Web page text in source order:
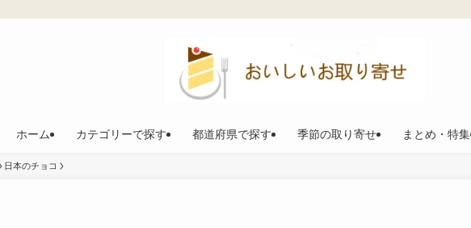
ホーム カテゴリーで探す 都道府県で探す 季節の取り寄せ まとめ・特集
日本のチョコ